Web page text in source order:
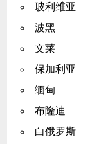
玻利维亚
波黑
文莱
保加利亚
缅甸
布隆迪
白俄罗斯